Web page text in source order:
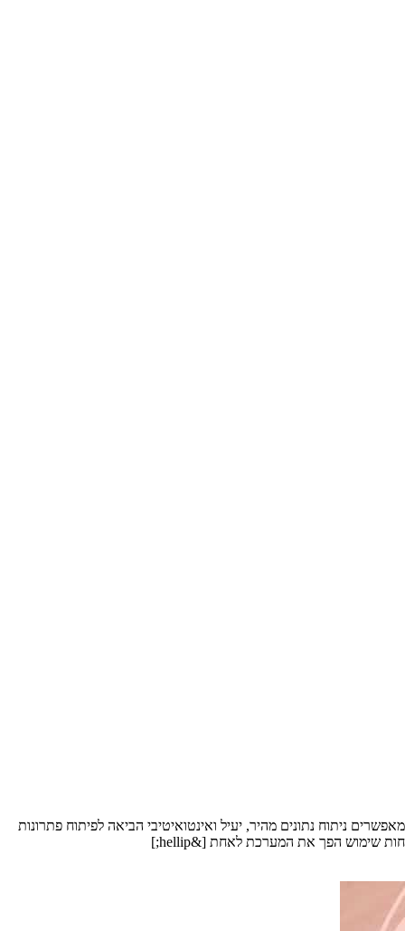
ניתוח נתונים מהיר, יעיל ואינטואיטיבי הביאה לפיתוח פתרונות